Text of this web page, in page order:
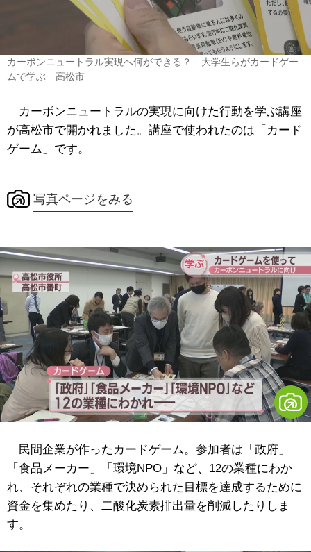
カーボンニュートラル実現へ何ができる？ 大学生らがカードゲー
ムで学ぶ 高松市
カーボンニュートラルの実現に向けた行動を学ぶ講座
が高松市で開かれました。講座で使われたのは「カード
ゲーム」です。
写真ページをみる
民間企業が作ったカードゲーム。参加者は「政府」
「食品メーカー」「環境NPO」など、12の業種にわか
れ、それぞれの業種で決められた目標を達成するために
資金を集めたり、二酸化炭素排出量を削減したりしま
す。